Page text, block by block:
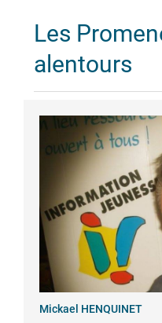
Les
alentours
Mickael HENQUINET